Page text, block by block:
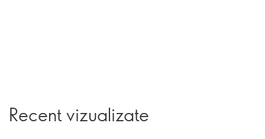
Recent vizualizate